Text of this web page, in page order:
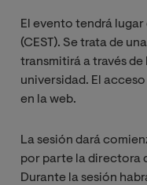
El evento tendrá lugar
(CEST). Se trata de
transmitirá a través de
universidad. El
en la web.
La sesión dará
por parte la directora
Durante la sesión